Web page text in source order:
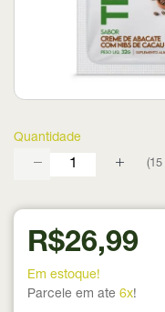
Quantidade
(15
R$26,99
Em estoque!
Parcele em ate 6x!